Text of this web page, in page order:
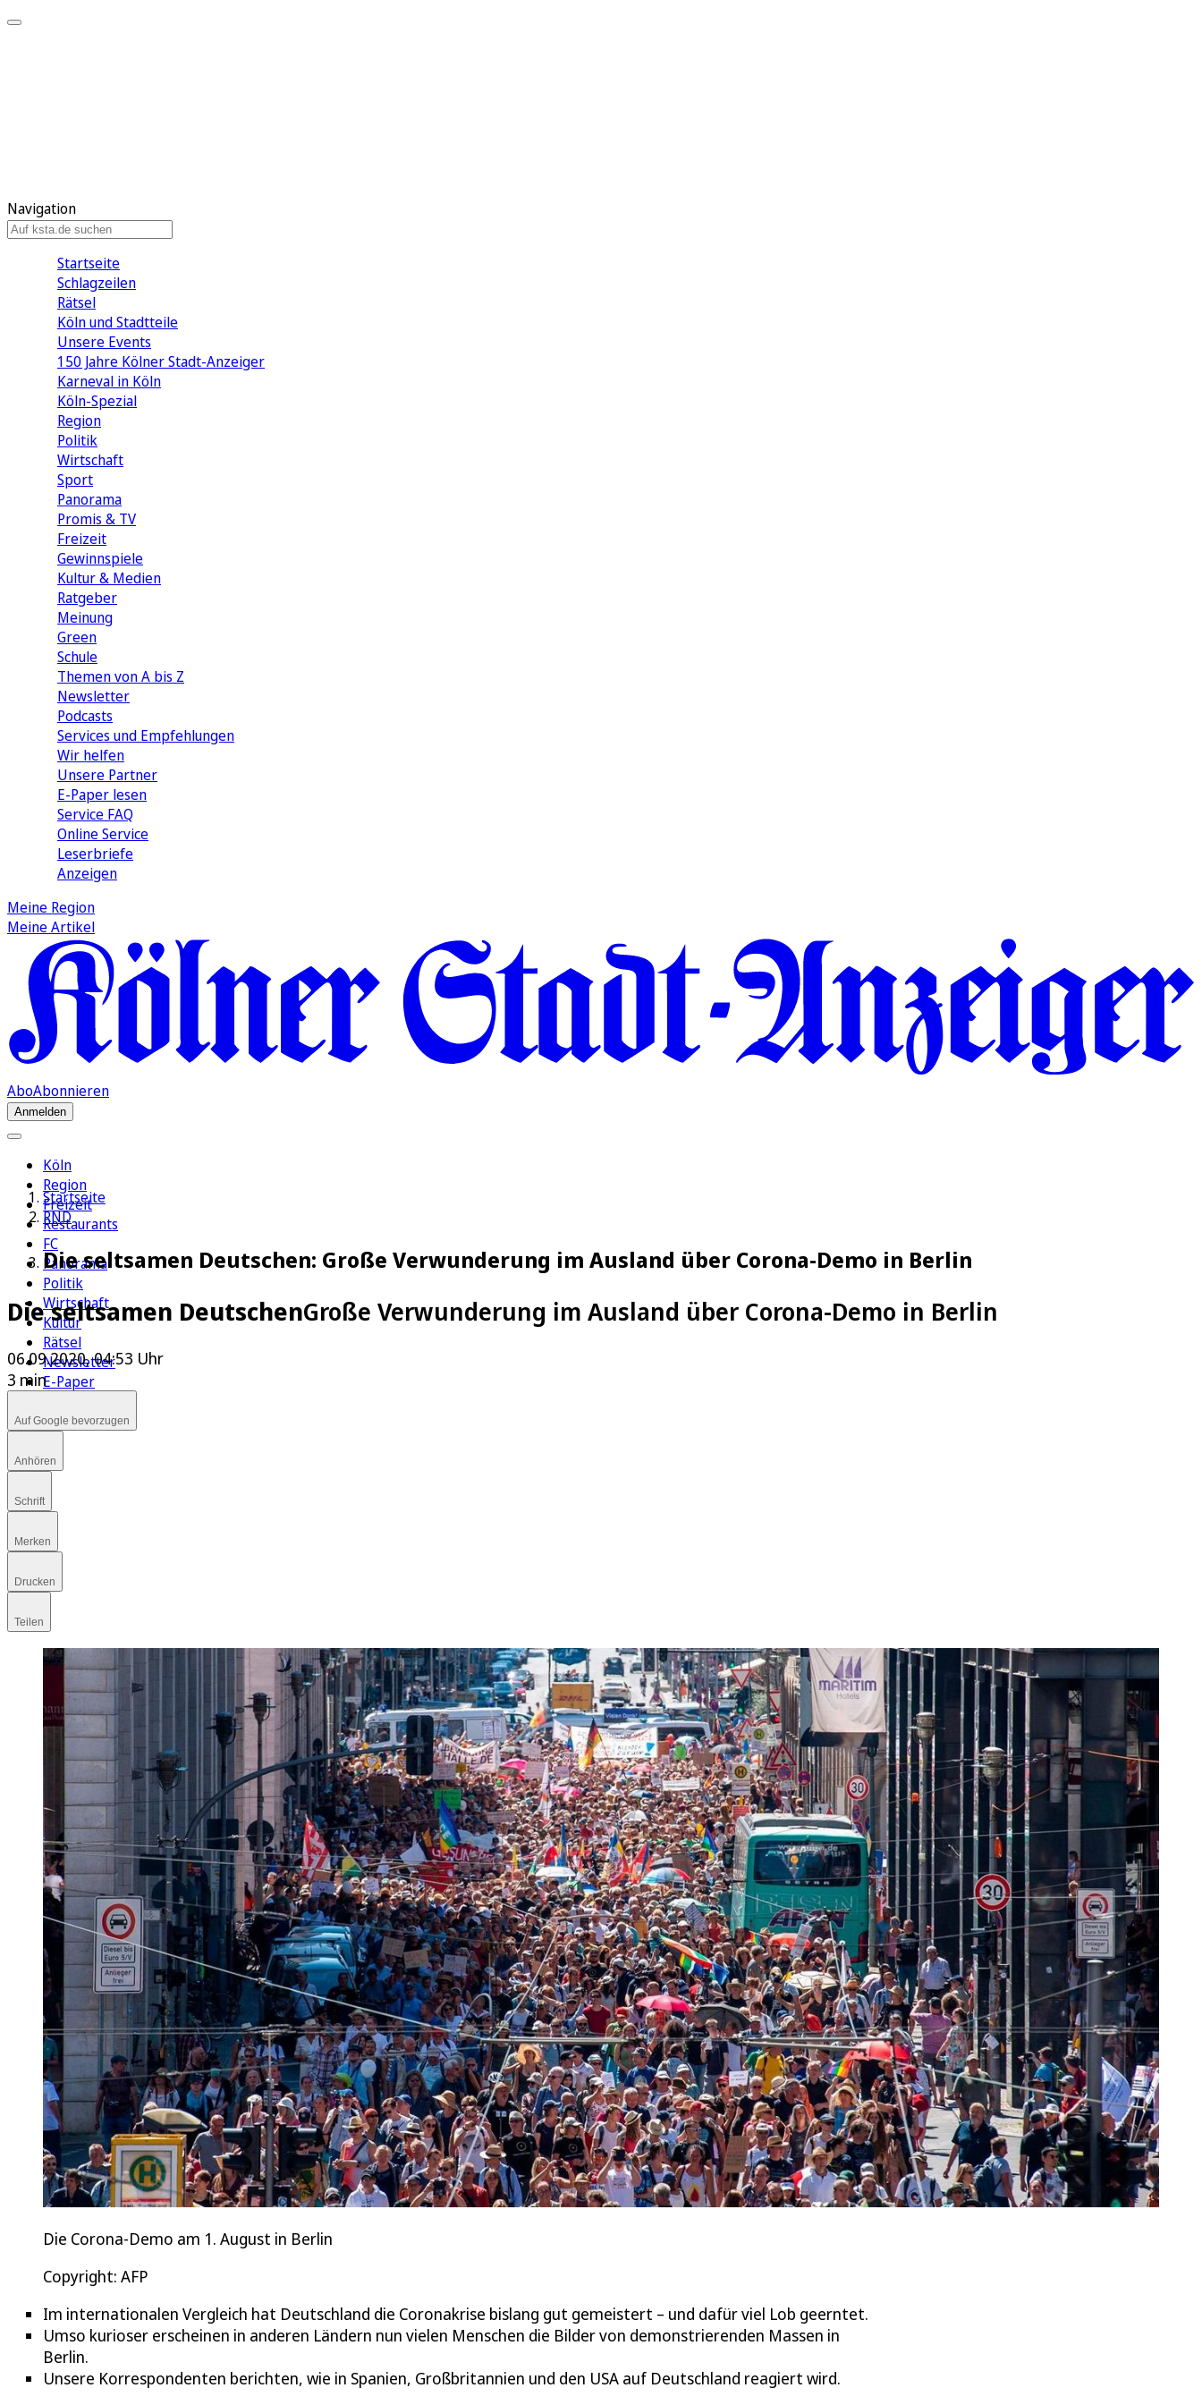
Navigation
Startseite
Schlagzeilen
Rätsel
Köln und Stadtteile
Unsere Events
150 Jahre Kölner Stadt-Anzeiger
Karneval in Köln
Köln-Spezial
Region
Politik
Wirtschaft
Sport
Panorama
Promis & TV
Freizeit
Gewinnspiele
Kultur & Medien
Ratgeber
Meinung
Green
Schule
Themen von A bis Z
Newsletter
Podcasts
Services und Empfehlungen
Wir helfen
Unsere Partner
E-Paper lesen
Service FAQ
Online Service
Leserbriefe
Anzeigen
Meine Region
Meine Artikel
AboAbonnieren
Anmelden
Köln
Region
Freizeit
Restaurants
FC
Panorama
Politik
Wirtschaft
Kultur
Rätsel
Newsletter
E-Paper
Startseite
RND
Die seltsamen Deutschen: Große Verwunderung im Ausland über Corona-Demo in Berlin
Die seltsamen DeutschenGroße Verwunderung im Ausland über Corona-Demo in Berlin
06.09.2020, 04:53 Uhr
3 min
Auf Google bevorzugen
Anhören
Schrift
Merken
Drucken
Teilen
Die Corona-Demo am 1. August in Berlin
Copyright: AFP
Im internationalen Vergleich hat Deutschland die Coronakrise bislang gut gemeistert – und dafür viel Lob geerntet.
Umso kurioser erscheinen in anderen Ländern nun vielen Menschen die Bilder von demonstrierenden Massen in
Berlin.
Unsere Korrespondenten berichten, wie in Spanien, Großbritannien und den USA auf Deutschland reagiert wird.